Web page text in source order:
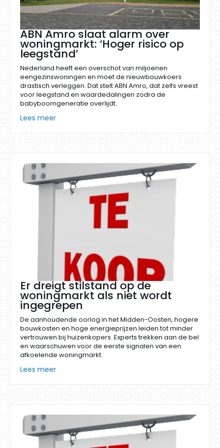
ABN Amro slaat alarm over
woningmarkt: ‘Hoger risico op
leegstand’
Nederland heeft een overschot van miljoenen
eengezinswoningen en moet de nieuwbouwkoers
drastisch verleggen. Dat stelt ABN Amro, dat zelfs vreest
voor leegstand en waardedalingen zodra de
babyboomgeneratie overlijdt.
Lees meer
Er dreigt stilstand op de
woningmarkt als niet wordt
ingegrepen
De aanhoudende oorlog in het Midden-Oosten, hogere
bouwkosten en hoge energieprijzen leiden tot minder
vertrouwen bij huizenkopers. Experts trekken aan de bel
en waarschuwen voor de eerste signalen van een
afkoelende woningmarkt.
Lees meer